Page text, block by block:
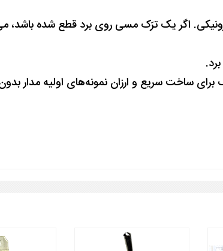
اگر یک ترَک مسی روی برد قطع شده باشد،
ساخت سریع و ارزان نمونه‌های اولیه مدار بدون